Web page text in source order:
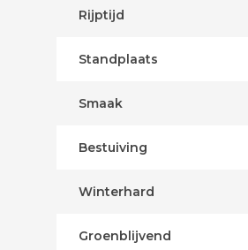
Rijptijd
Standplaats
Smaak
Bestuiving
Winterhard
Groenblijvend